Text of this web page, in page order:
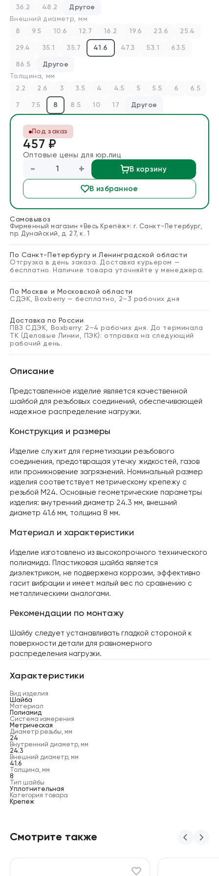
Блог
Запросить расчет
36.2 48.2
Другое
Внешний диаметр, мм
8
9.5 10.6 12.7 16.2 19.6 23.6 25.4
29.4 35.1 35.7 41.6 47.3 53.1 63.5
86.5
Другое
Толщина, мм
2.2
2.6 3 3.5 4 4.5 5 5.5 6 6.5
7 7.5 8 8.5 10 17 Другое
Под заказ
457 ₽
Оптовые цены для юр.лиц
- + В корзину
В избранное
Самовывоз
Фирменный магазин «Весь Крепёж»: г. Санкт-Петербург,
пр. Дунайский, д. 27, к. 1
По Санкт-Петербургу и Ленинградской области
Отгрузка в день заказа. Доставка курьером —
бесплатно. Наличие товара уточняйте у менеджера.
По Москве и Московской области
СДЭК, Boxberry — бесплатно, 2–3 рабочих дня
Доставка по России
ПВЗ СДЭК, Boxberry: 2–4 рабочих дня. До терминала
ТК (Деловые Линии, ПЭК): отправка на следующий
рабочий день.
Описание
Представленное изделие является качественной
шайбой для резьбовых соединений, обеспечивающей
надежное распределение нагрузки.
Конструкция и размеры
Изделие служит для герметизации резьбового
соединения, предотвращая утечку жидкостей, газов
или проникновение загрязнений. Номинальный размер
изделия соответствует метрическому крепежу с
резьбой M24. Основные геометрические параметры
изделия: внутренний диаметр 24.3 мм, внешний
диаметр 41.6 мм, толщина 8 мм.
Материал и характеристики
Изделие изготовлено из высокопрочного технического
полиамида. Пластиковая шайба является
диэлектриком, не подвержена коррозии, эффективно
гасит вибрации и имеет малый вес по сравнению с
металлическими аналогами.
Рекомендации по монтажу
Шайбу следует устанавливать гладкой стороной к
поверхности детали для равномерного
распределения нагрузки.
Характеристики
Вид изделия
Шайба
Материал
Полиамид
Система измерения
Метрическая
Диаметр резьбы, мм
24
Внутренний диаметр, мм
24.3
Внешний диаметр, мм
41.6
Толщина, мм
8
Тип шайбы
Уплотнительная
Категория товара
Крепеж
Смотрите также